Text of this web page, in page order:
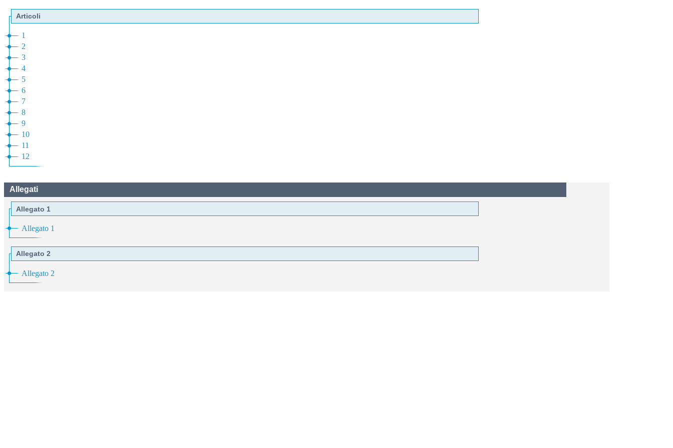
Articoli
1
2
3
4
5
6
7
8
9
10
11
12
Allegati
Allegato 1
Allegato 1
Allegato 2
Allegato 2